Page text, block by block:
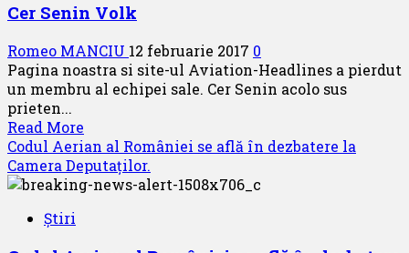
2017
Cer Senin Volk
Romeo MANCIU 12 februarie 2017 0
Pagina noastra si site-ul Aviation-Headlines a pierdut
un membru al echipei sale. Cer Senin acolo sus
prieten...
Read More
more
about
Cer
Codul Aerian al României se află în dezbatere la
Camera Deputaților.
Știri